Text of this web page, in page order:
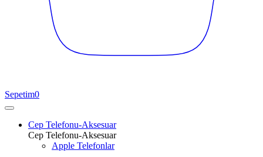
Sepetim0
Cep Telefonu-Aksesuar
Cep Telefonu-Aksesuar
Apple Telefonlar